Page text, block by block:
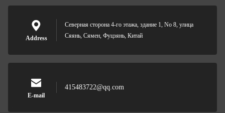
Address
Северная сторона 4-го этажа, здание 1, No 8, улица
Сяянь, Сямен, Фуцзянь, Китай
E-mail
415483722@qq.com